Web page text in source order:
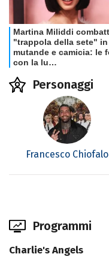
Personaggi
Francesco Chiofalo
Programmi
Charlie's Angels